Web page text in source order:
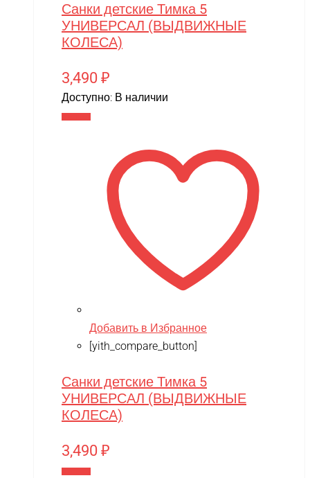
Санки детские Тимка 5
УНИВЕРСАЛ (ВЫДВИЖНЫЕ
КОЛЕСА)
3,490 ₽
Доступно: В наличии
Добавить в Избранное
[yith_compare_button]
Санки детские Тимка 5
УНИВЕРСАЛ (ВЫДВИЖНЫЕ
КОЛЕСА)
3,490 ₽